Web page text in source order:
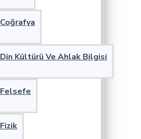
Coğrafya
Din Kültürü Ve Ahlak Bilgisi
Felsefe
Fizik